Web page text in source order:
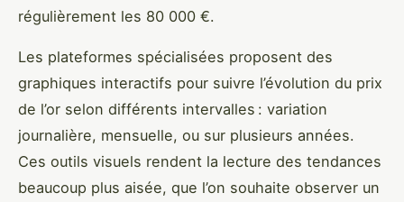
régulièrement les 80 000 €.
Les plateformes spécialisées proposent des
graphiques interactifs pour suivre l’évolution du prix
de l’or selon différents intervalles : variation
journalière, mensuelle, ou sur plusieurs années.
Ces outils visuels rendent la lecture des tendances
beaucoup plus aisée, que l’on souhaite observer un